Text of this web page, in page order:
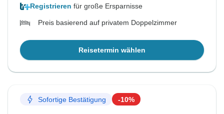
Registrieren für große Ersparnisse
Preis basierend auf privatem Doppelzimmer
Reisetermin wählen
Sofortige Bestätigung -10%